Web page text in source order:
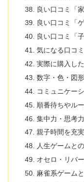
良い口コミ「
良い口コミ「
良い口コミ「
気になる口コ
実際に購入し
数字・色・図
コミュニケー
順番待ちやル
集中力・思考
親子時間を充
人生ゲームと
オセロ・リバ
麻雀系ゲーム